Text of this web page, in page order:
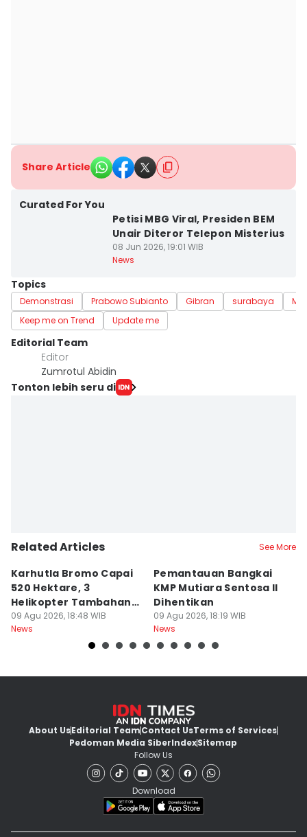
Share Article
Curated For You
Petisi MBG Viral, Presiden BEM
Unair Diteror Telepon Misterius
08 Jun 2026, 19:01 WIB
News
Topics
Demonstrasi Prabowo Subianto Gibran surabaya
Keep me on Trend
Update me
Editorial Team
Editor
Zumrotul Abidin
Tonton lebih seru di
Related Articles See More
Karhutla Bromo Capai
520 Hektare, 3
Helikopter Tambahan
Diterjunkan
09 Agu 2026, 18:48 WIB
News
Pemantauan Bangkai
KMP Mutiara Sentosa II
Dihentikan
09 Agu 2026, 18:19 WIB
News
About UsEditorial TeamContact UsTerms of Services
Pedoman Media SiberIndexSitemap
Follow Us
Download